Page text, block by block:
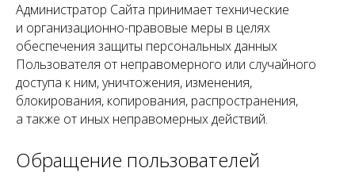
Администратор Сайта принимает технические
и организационно-правовые меры в целях
обеспечения защиты персональных данных
Пользователя от неправомерного или случайного
доступа к ним, уничтожения, изменения,
блокирования, копирования, распространения,
а также от иных неправомерных действий.
Обращение пользователей